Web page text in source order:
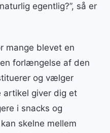
egentlig?”, så er
mange blevet en
forlængelse af den
og vælger
artikel giver dig et
i snacks og
skelne mellem